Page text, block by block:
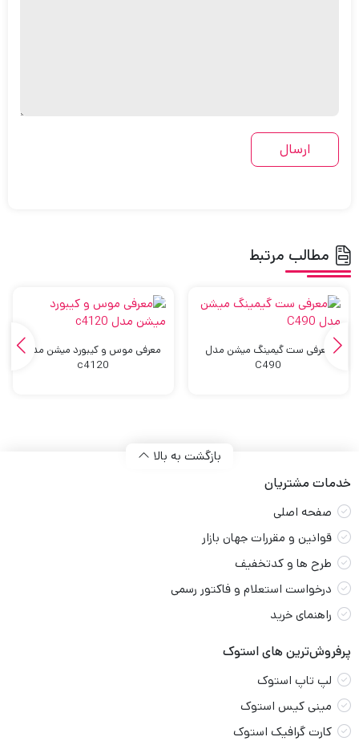
مطالب مرتبط
معرفی ست گیمینگ میشن مدل
C490
معرفی موس و کیبورد میشن مدل
c4120
بازگشت به بالا
خدمات مشتریان
صفحه اصلی
قوانین و مقررات جهان بازار
طرح ها و کدتخفیف
درخواست استعلام و فاکتور رسمی
راهنمای خرید
پرفروش‌ترین های استوک
لپ تاپ استوک
مینی کیس استوک
کارت گرافیک استوک